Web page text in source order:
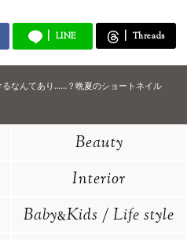
LINE Threads
るなんてあり……？晩夏のショートネイル
Beauty
Interior
Baby&Kids / Life style